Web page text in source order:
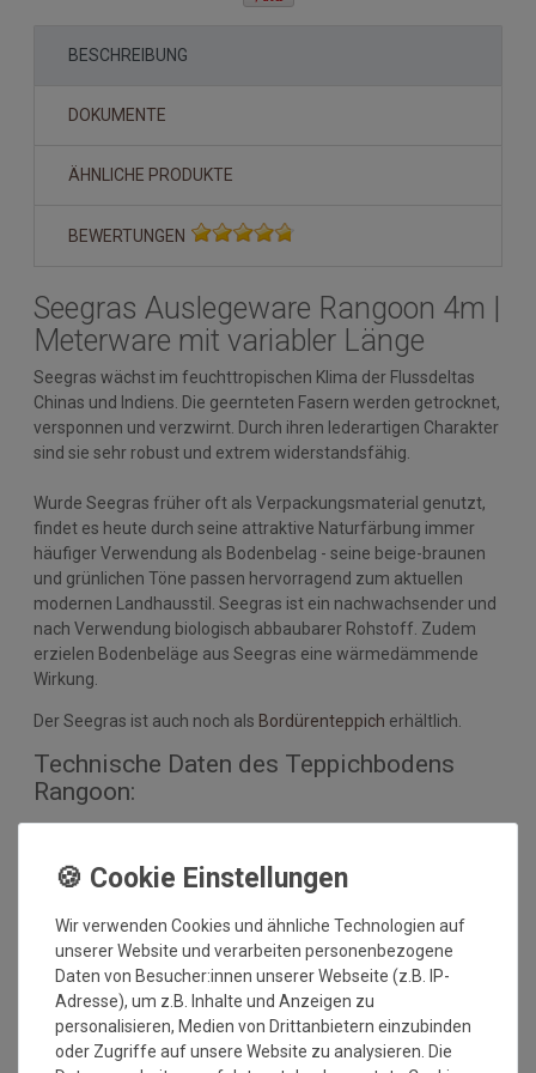
BESCHREIBUNG
DOKUMENTE
ÄHNLICHE PRODUKTE
BEWERTUNGEN
Seegras Auslegeware Rangoon 4m |
Meterware mit variabler Länge
Seegras wächst im feuchttropischen Klima der Flussdeltas
Chinas und Indiens. Die geernteten Fasern werden getrocknet,
versponnen und verzwirnt. Durch ihren lederartigen Charakter
sind sie sehr robust und extrem widerstandsfähig.
Wurde Seegras früher oft als Verpackungsmaterial genutzt,
findet es heute durch seine attraktive Naturfärbung immer
häufiger Verwendung als Bodenbelag - seine beige-braunen
und grünlichen Töne passen hervorragend zum aktuellen
modernen Landhausstil. Seegras ist ein nachwachsender und
nach Verwendung biologisch abbaubarer Rohstoff. Zudem
erzielen Bodenbeläge aus Seegras eine wärmedämmende
Wirkung.
Der Seegras ist auch noch als Bordürenteppich erhältlich.
Technische Daten des Teppichbodens
Rangoon:
Lieferung ohne jeglicher Umrandung
Herstellung: gewebt
Gesamthöhe: ca. 6,5 mm
Gesamtgewicht: ca. 2,250 gr./m²
Antistatisch und Fußbodenheizung geeignet
umweltfreundlich
Brandklasse: Efl
Wir verwenden Cookies und ähnliche Technologien auf
unserer Website und verarbeiten personenbezogene
Daten von Besucher:innen unserer Webseite (z.B. IP-
Adresse), um z.B. Inhalte und Anzeigen zu
personalisieren, Medien von Drittanbietern einzubinden
oder Zugriffe auf unsere Website zu analysieren. Die